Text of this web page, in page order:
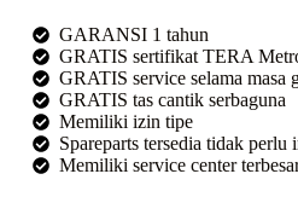
GARANSI 1 tahun
GRATIS sertifikat TERA
GRATIS service selama masa
GRATIS tas cantik serbaguna
Memiliki izin tipe
Spareparts tersedia tidak perlu
Memiliki service center